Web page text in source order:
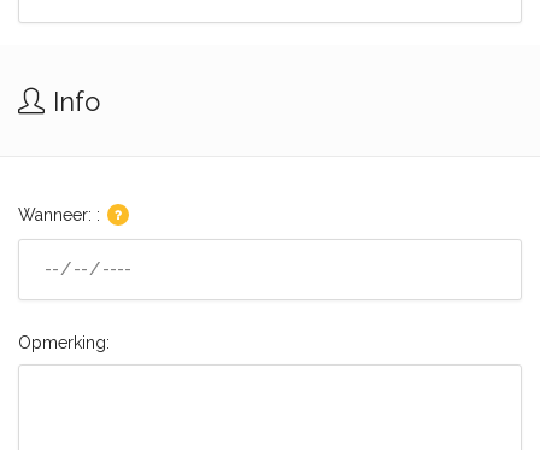
Info
Wanneer: :
Opmerking: